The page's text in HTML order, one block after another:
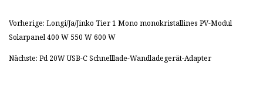
Vorherige: Longi/Ja/Jinko Tier 1 Mono monokristallines PV-Modul
Solarpanel 400 W 550 W 600 W
Nächste: Pd 20W USB-C Schnelllade-Wandladegerät-Adapter